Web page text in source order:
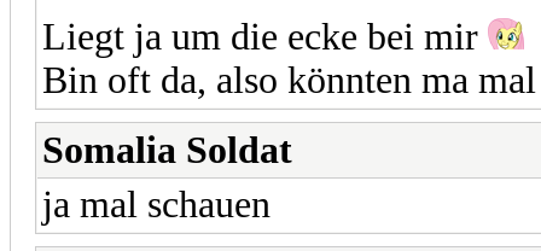
Liegt ja um die ecke bei mir
Bin oft da, also könnten ma
Somalia Soldat
ja mal schauen